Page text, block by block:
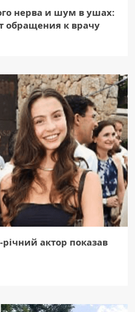
нерва и шум в ушах:
обращения к врачу
актор показав